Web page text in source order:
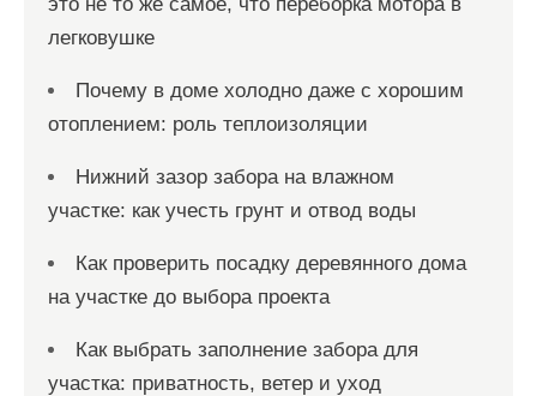
легковушке
Почему в доме холодно даже с хорошим
отоплением: роль теплоизоляции
Нижний зазор забора на влажном
участке: как учесть грунт и отвод воды
Как проверить посадку деревянного дома
на участке до выбора проекта
Как выбрать заполнение забора для
участка: приватность, ветер и уход